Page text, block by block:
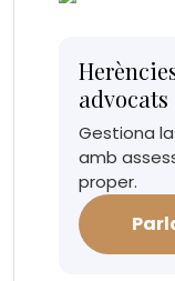
advocats
Gestiona
amb
proper.